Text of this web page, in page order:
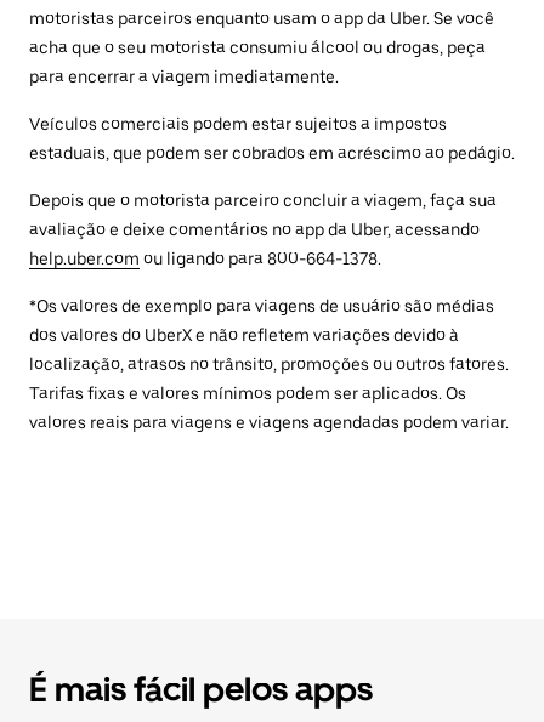
motoristas parceiros enquanto usam o app da Uber. Se você
acha que o seu motorista consumiu álcool ou drogas, peça
para encerrar a viagem imediatamente.
Veículos comerciais podem estar sujeitos a impostos
estaduais, que podem ser cobrados em acréscimo ao pedágio.
Depois que o motorista parceiro concluir a viagem, faça sua
avaliação e deixe comentários no app da Uber, acessando
help.uber.com ou ligando para 800-664-1378.
*Os valores de exemplo para viagens de usuário são médias
dos valores do UberX e não refletem variações devido à
localização, atrasos no trânsito, promoções ou outros fatores.
Tarifas fixas e valores mínimos podem ser aplicados. Os
valores reais para viagens e viagens agendadas podem variar.
É mais fácil pelos apps